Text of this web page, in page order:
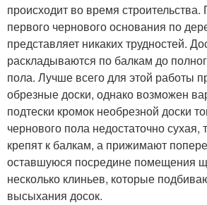
происходит во время
первого чернового основания по
представляет никаких трудностей.
раскладываются по балкам до
пола. Лучше всего для этой работы
обрезные доски, однако возможен
подтески кромок необрезной доски
чернового пола недостаточно сухая,
крепят к балкам, а прижимают
оставшуюся посредине помещения
несколько клиньев, которые
высыхания досок.